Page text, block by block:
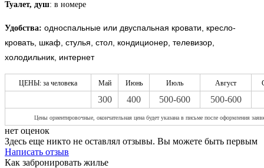
Туалет, душ: в номере
Удобства: односпальные или двуспальная кровати, кресло-
кровать, шкаф, стулья, стол, кондиционер, телевизор,
холодильник, интернет
ЦЕНЫ: за человека Май Июнь Июль Август
300 400 500-600 500-600
Цены ориентировочные, окончательная цена будет указана в письме после оформления
нет оценок
Здесь еще никто не оставлял отзывы. Вы можете быть первым
Написать отзыв
Как забронировать жилье